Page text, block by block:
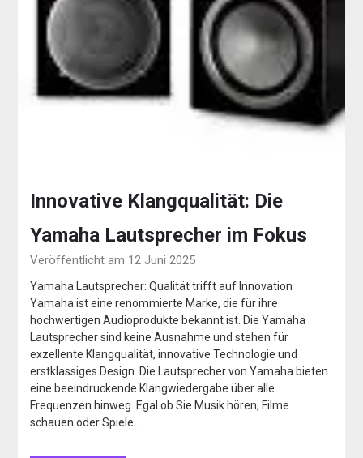
Innovative Klangqualität: Die
Yamaha Lautsprecher im Fokus
Veröffentlicht am 12 Juni 2025
Yamaha Lautsprecher: Qualität trifft auf Innovation
Yamaha ist eine renommierte Marke, die für ihre
hochwertigen Audioprodukte bekannt ist. Die Yamaha
Lautsprecher sind keine Ausnahme und stehen für
exzellente Klangqualität, innovative Technologie und
erstklassiges Design. Die Lautsprecher von Yamaha bieten
eine beeindruckende Klangwiedergabe über alle
Frequenzen hinweg. Egal ob Sie Musik hören, Filme
schauen oder Spiele…